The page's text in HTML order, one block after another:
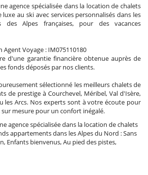
de maison
(réservation requise)
demi-pension
et votre agrément
agence spécialisée dans la location de chalets
au ski avec services personnalisés dans les
des Alpes françaises, pour des vacances
Voyage : IM075110180
d'une garantie financière obtenue auprès de
fonds déposés par nos clients.
sélectionné les meilleurs chalets de
de prestige à Courchevel, Méribel, Val d'Isère,
les Arcs. Nos experts sont à votre écoute pour
mesure pour un confort inégalé.
agence spécialisée dans la location de chalets
appartements dans les Alpes du Nord : Sans
Enfants bienvenus, Au pied des pistes,